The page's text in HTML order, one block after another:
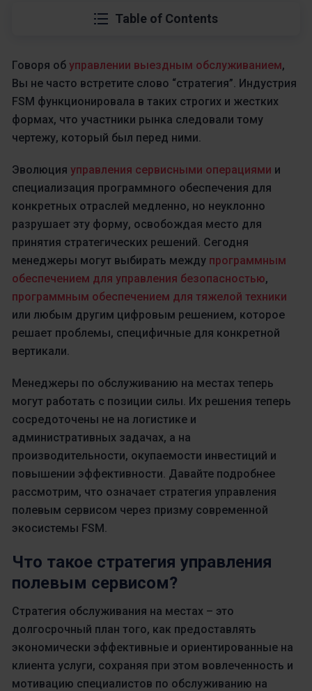
Table of Contents
Говоря об управлении выездным обслуживанием,
Вы не часто встретите слово “стратегия”. Индустрия
FSM функционировала в таких строгих и жестких
формах, что участники рынка следовали тому
чертежу, который был перед ними.
Эволюция управления сервисными операциями и
специализация программного обеспечения для
конкретных отраслей медленно, но неуклонно
разрушает эту форму, освобождая место для
принятия стратегических решений. Сегодня
менеджеры могут выбирать между программным
обеспечением для управления безопасностью,
программным обеспечением для тяжелой техники
или любым другим цифровым решением, которое
решает проблемы, специфичные для конкретной
вертикали.
Менеджеры по обслуживанию на местах теперь
могут работать с позиции силы. Их решения теперь
сосредоточены не на логистике и
административных задачах, а на
производительности, окупаемости инвестиций и
повышении эффективности. Давайте подробнее
рассмотрим, что означает стратегия управления
полевым сервисом через призму современной
экосистемы FSM.
Что такое стратегия управления
полевым сервисом?
Стратегия обслуживания на местах – это
долгосрочный план того, как предоставлять
экономически эффективные и ориентированные на
клиента услуги, сохраняя при этом вовлеченность и
мотивацию специалистов по обслуживанию на